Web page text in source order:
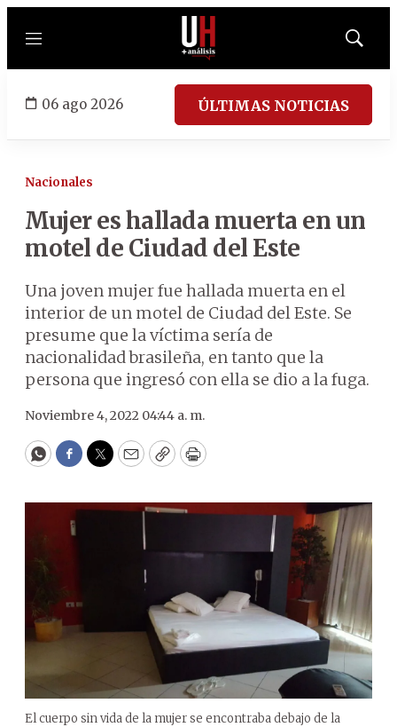
Menú
Mostrar
06 ago 2026 ÚLTIMAS NOTICIAS
Nacionales
Mujer es hallada muerta en un
motel de Ciudad del Este
Una joven mujer fue hallada muerta en el
interior de un motel de Ciudad del Este. Se
presume que la víctima sería de
nacionalidad brasileña, en tanto que la
persona que ingresó con ella se dio a la fuga.
Noviembre 4, 2022 04:44 a. m.
WhatsApp
Facebook
Twitter
EmailCopyPrint
El cuerpo sin vida de la mujer se encontraba debajo de la